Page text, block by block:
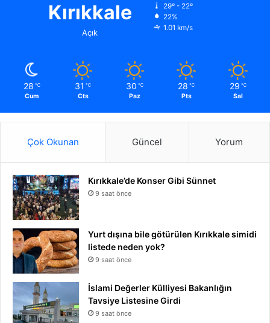
Kırıkkale
Açık
29º - 22º
22%
1.01 km/s
28 ℃
Cum
31 ℃
Cts
30 ℃
Paz
28 ℃
Pts
29 ℃
Sal
Çok Okunan Güncel Yorum
Kırıkkale’de Konser Gibi Sünnet
9 saat önce
Yurt dışına bile götürülen Kırıkkale simidi
listede neden yok?
9 saat önce
İslami Değerler Külliyesi Bakanlığın
Tavsiye Listesine Girdi
9 saat önce